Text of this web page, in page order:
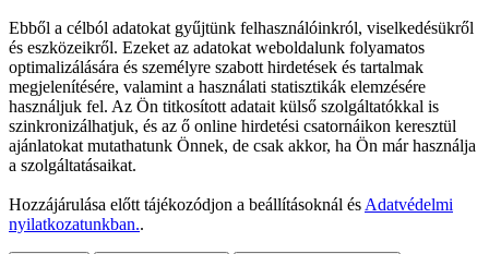
Ebből a célból adatokat gyűjtünk felhasználóinkról, viselkedésükről
és eszközeikről. Ezeket az adatokat weboldalunk folyamatos
optimalizálására és személyre szabott hirdetések és tartalmak
megjelenítésére, valamint a használati statisztikák elemzésére
használjuk fel. Az Ön titkosított adatait külső szolgáltatókkal is
szinkronizálhatjuk, és az ő online hirdetési csatornáikon keresztül
ajánlatokat mutathatunk Önnek, de csak akkor, ha Ön már használja
a szolgáltatásaikat.
Hozzájárulása előtt tájékozódjon a beállításoknál és Adatvédelmi
nyilatkozatunkban..